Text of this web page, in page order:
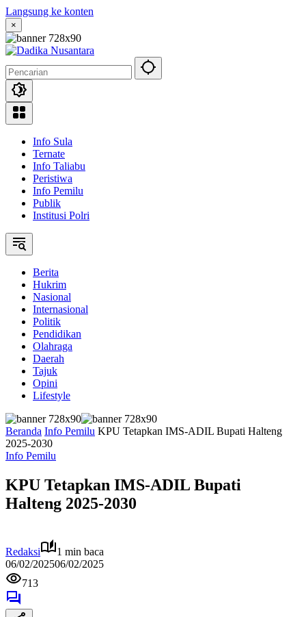
Langsung ke konten
×
Info Sula
Ternate
Info Taliabu
Peristiwa
Info Pemilu
Publik
Institusi Polri
Berita
Hukrim
Nasional
Internasional
Politik
Pendidikan
Olahraga
Daerah
Tajuk
Opini
Lifestyle
Beranda Info Pemilu KPU Tetapkan IMS-ADIL Bupati Halteng
2025-2030
Info Pemilu
KPU Tetapkan IMS-ADIL Bupati
Halteng 2025-2030
Redaksi
1 min baca
06/02/202506/02/2025
713